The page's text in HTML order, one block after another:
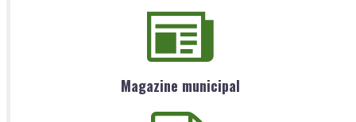
Magazine municipal